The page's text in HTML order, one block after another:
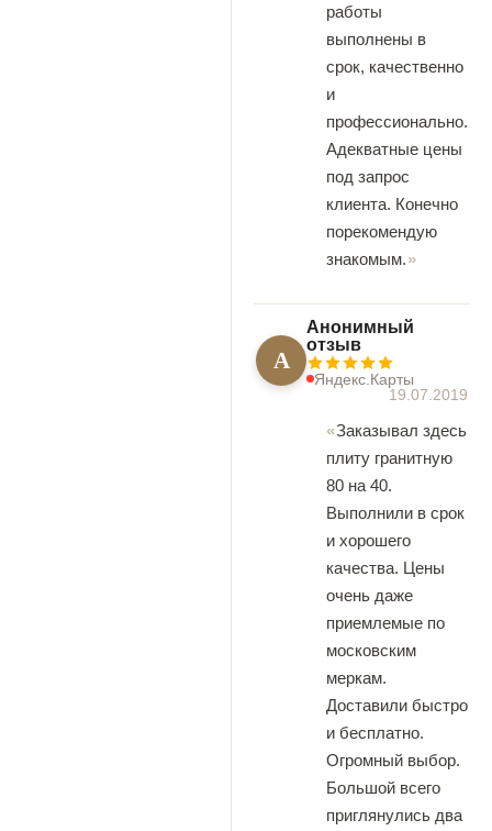
работы
выполнены в
срок, качественно
и
профессионально.
Адекватные цены
под запрос
клиента. Конечно
порекомендую
знакомым.
А
Анонимный
отзыв
Яндекс.Карты
19.07.2019
Заказывал здесь
плиту гранитную
80 на 40.
Выполнили в срок
и хорошего
качества. Цены
очень даже
приемлемые по
московским
меркам.
Доставили быстро
и бесплатно.
Огромный выбор.
Большой всего
приглянулись два